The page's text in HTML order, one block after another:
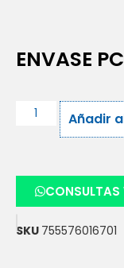
ENVASE
Añadir
SKU 755576016701